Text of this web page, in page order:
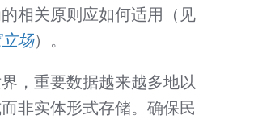
相关原则应如何适用（见
场）。
，重要数据越来越多地以
非实体形式存储。确保民